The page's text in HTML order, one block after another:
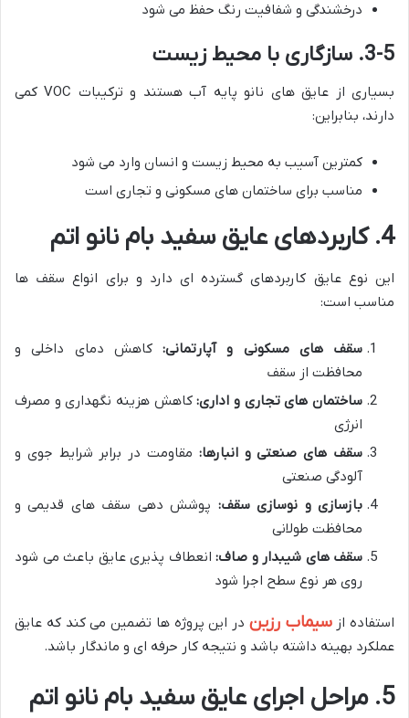
درخشندگی و شفافیت رنگ حفظ می شود
3-5. سازگاری با محیط زیست
بسیاری از عایق های نانو پایه آب هستند و ترکیبات VOC کمی
دارند، بنابراین:
کمترین آسیب به محیط زیست و انسان وارد می شود
مناسب برای ساختمان های مسکونی و تجاری است
4. کاربردهای عایق سفید بام نانو اتم
این نوع عایق کاربردهای گسترده ای دارد و برای انواع سقف ها
مناسب است:
سقف های مسکونی و آپارتمانی: کاهش دمای داخلی و
محافظت از سقف
ساختمان های تجاری و اداری:کاهش هزینه نگهداری و مصرف
انرژی
سقف های صنعتی و انبارها: مقاومت در برابر شرایط جوی و
آلودگی صنعتی
بازسازی و نوسازی سقف: پوشش دهی سقف های قدیمی و
محافظت طولانی
سقف های شیبدار و صاف: انعطاف پذیری عایق باعث می شود
روی هر نوع سطح اجرا شود
استفاده ازسیماب رزین در این پروژه ها تضمین می کند که عایق
عملکرد بهینه داشته باشد و نتیجه کار حرفه ای و ماندگار باشد.
5. مراحل اجرای عایق سفید بام نانو اتم